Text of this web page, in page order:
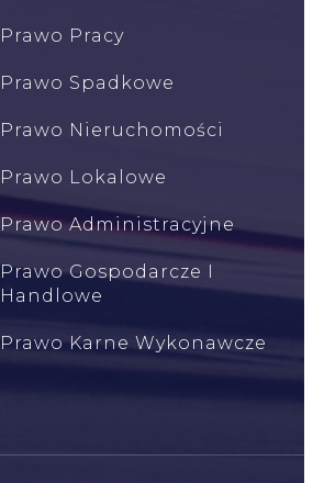
Prawo Pracy
Prawo Spadkowe
Prawo Nieruchomości
Prawo Lokalowe
Prawo Administracyjne
Prawo Gospodarcze I
Handlowe
Prawo Karne Wykonawcze